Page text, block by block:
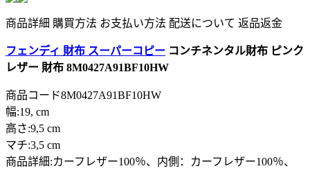
商品詳細 購買方法 お支払い方法 配送について 返品返金
フェンディ 財布 スーパーコピー コンチネンタル財布 ピンク
レザー 財布 8M0427A91BF10HW
商品コード8M0427A91BF10HW
幅:19, cm
高さ:9,5 cm
マチ:3,5 cm
商品詳細:カーフレザー100％、内側：カーフレザー100％、